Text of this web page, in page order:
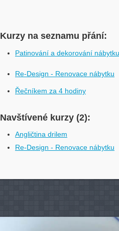
Kurzy na seznamu přání:
Patinování a dekorování
Re-Design - Renovace nábytku
Řečníkem za 4 hodiny
Navštívené kurzy (2):
Angličtina drilem
Re-Design - Renovace nábytku